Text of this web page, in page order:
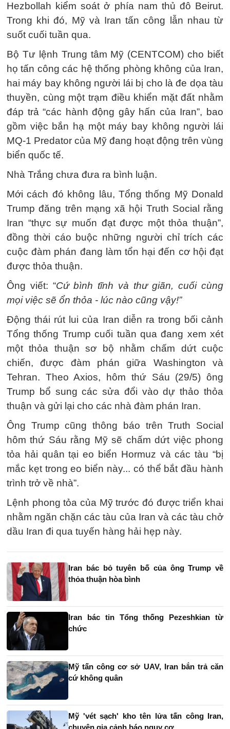
Hezbollah kiểm soát ở phía nam thủ đô Beirut.
Trong khi đó, Mỹ và Iran tấn công lẫn nhau từ
suốt cuối tuần qua.
Bộ Tư lệnh Trung tâm Mỹ (CENTCOM) cho biết
họ tấn công các hệ thống phòng không của Iran,
hai máy bay không người lái bị cho là đe dọa tàu
thuyền, cùng một trạm điều khiển mặt đất nhằm
đáp trả “các hành động gây hấn của Iran”, bao
gồm việc bắn hạ một máy bay không người lái
MQ-1 Predator của Mỹ đang hoạt động trên vùng
biển quốc tế.
Nhà Trắng chưa đưa ra bình luận.
Mới cách đó không lâu, Tổng thống Mỹ Donald
Trump đăng trên mạng xã hội Truth Social rằng
Iran “thực sự muốn đạt được một thỏa thuận”,
đồng thời cáo buộc những người chỉ trích các
cuộc đàm phán đang làm tổn hại đến cơ hội đạt
được thỏa thuận.
Ông viết: “Cứ bình tĩnh và thư giãn, cuối cùng
mọi việc sẽ ổn thỏa - lúc nào cũng vậy!”
Động thái rút lui của Iran diễn ra trong bối cảnh
Tổng thống Trump cuối tuần qua đang xem xét
một thỏa thuận sơ bộ nhằm chấm dứt cuộc
chiến, được đàm phán giữa Washington và
Tehran. Theo Axios, hôm thứ Sáu (29/5) ông
Trump bổ sung các sửa đổi vào dự thảo thỏa
thuận và gửi lại cho các nhà đàm phán Iran.
Ông Trump cũng thông báo trên Truth Social
hôm thứ Sáu rằng Mỹ sẽ chấm dứt việc phong
tỏa hải quân tại eo biển Hormuz và các tàu “bị
mắc kẹt trong eo biển này... có thể bắt đầu hành
trình trở về nhà”.
Lệnh phong tỏa của Mỹ trước đó được triển khai
nhằm ngăn chặn các tàu của Iran và các tàu chở
dầu Iran đi qua tuyến hàng hải hẹp này.
Iran bác bỏ tuyên bố của ông Trump về
thỏa thuận hòa bình
Iran bác tin Tổng thống Pezeshkian từ
chức
Mỹ tấn công cơ sở UAV, Iran bắn trả căn
cứ không quân
Mỹ 'vét sạch' kho tên lửa tấn công Iran,
chuyên gia cảnh báo nguy cơ